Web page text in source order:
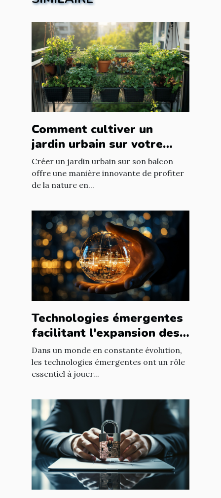
Comment cultiver un
jardin urbain sur votre
balcon
Créer un jardin urbain sur son balcon
offre une manière innovante de profiter
de la nature en...
Technologies émergentes
facilitant l'expansion des
entreprises
Dans un monde en constante évolution,
les technologies émergentes ont un rôle
essentiel à jouer...